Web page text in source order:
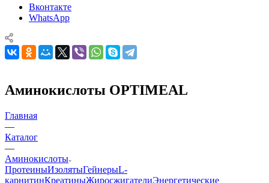
Вконтакте
WhatsApp
Аминокислоты OPTIMEAL
Главная
—
Каталог
—
Аминокислоты
ПротеиныИзолятыГейнерыL-
карнитинКреатиныЖиросжигателиЭнергетические